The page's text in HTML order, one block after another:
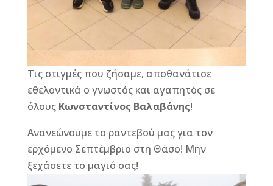
Τις στιγμές που ζήσαμε, αποθανάτισε
εθελοντικά ο γνωστός και αγαπητός σε
όλους Κωνσταντίνος Βαλαβάνης!
Ανανεώνουμε το ραντεβού μας για τον
ερχόμενο Σεπτέμβριο στη Θάσο! Mην
ξεχάσετε το μαγιό σας!